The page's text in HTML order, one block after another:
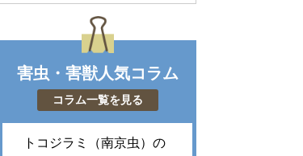
害虫・害獣人気コラム
コラム一覧を見る
トコジラミ（南京虫）の